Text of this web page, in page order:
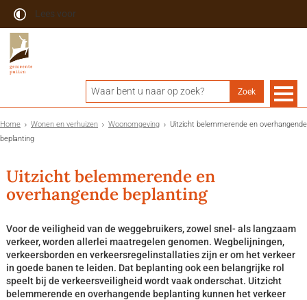
Lees voor
Home Wonen en verhuizen Woonomgeving
Uitzicht belemmerende en overhangende
beplanting
Uitzicht belemmerende en
overhangende beplanting
Voor de veiligheid van de weggebruikers, zowel snel- als langzaam
verkeer, worden allerlei maatregelen genomen. Wegbelijningen,
verkeersborden en verkeersregelinstallaties zijn er om het verkeer
in goede banen te leiden. Dat beplanting ook een belangrijke rol
speelt bij de verkeersveiligheid wordt vaak onderschat. Uitzicht
belemmerende en overhangende beplanting kunnen het verkeer